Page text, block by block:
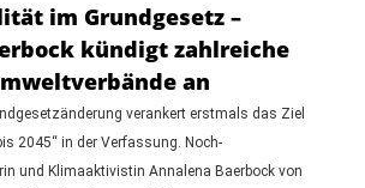
im Grundgesetz –
kündigt zahlreiche
an
verankert erstmals das Ziel
2045“ in der Verfassung. Noch-
und Klimaaktivistin Annalena Baerbock von